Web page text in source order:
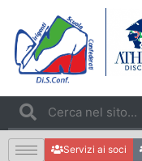
Servizi ai soci